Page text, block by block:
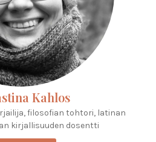
Kahlos
filosofian tohtori, latinan
kirjallisuuden dosentti